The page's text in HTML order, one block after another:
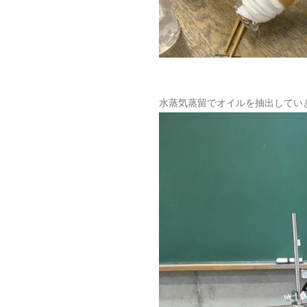
水蒸気蒸留でオイルを抽出してい